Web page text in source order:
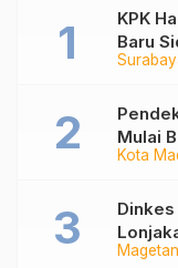
KPK
Baru
Kota
Mulai
Magetan